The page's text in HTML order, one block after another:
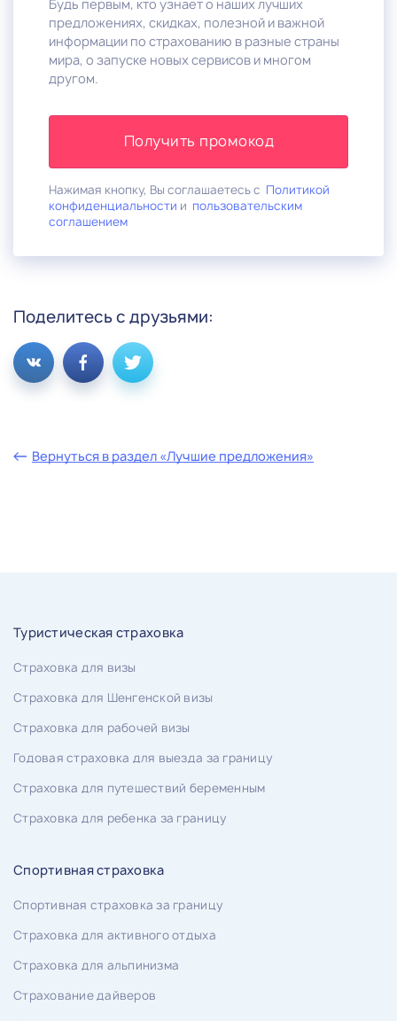
Будь первым, кто узнает о наших лучших
предложениях, скидках, полезной и важной
информации по страхованию в разные страны
мира, о запуске новых сервисов и многом
другом.
Получить промокод
Нажимая кнопку, Вы соглашаетесь с Политикой
конфиденциальности и пользовательским
соглашением
Поделитесь с друзьями:
Вернуться в раздел «Лучшие предложения»
Туристическая страховка
Страховка для визы
Страховка для Шенгенской визы
Страховка для рабочей визы
Годовая страховка для выезда за границу
Страховка для путешествий беременным
Страховка для ребенка за границу
Спортивная страховка
Спортивная страховка за границу
Страховка для активного отдыха
Страховка для альпинизма
Страхование дайверов